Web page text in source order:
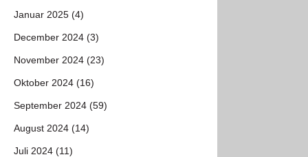
Januar 2025 (4)
December 2024 (3)
November 2024 (23)
Oktober 2024 (16)
September 2024 (59)
August 2024 (14)
Juli 2024 (11)